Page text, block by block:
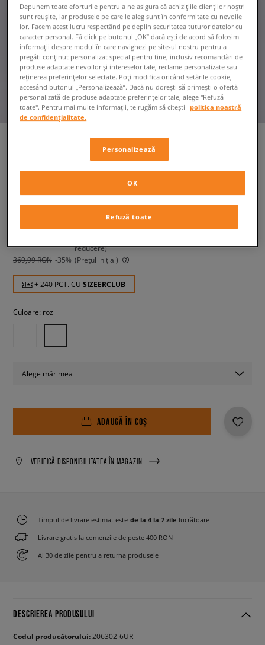
CROCS BAE CLOG
reducere)
369,99 RON -35% (Prețul inițial)
+ 240 PCT. CU SIZEERCLUB
Culoare: roz
Alege mărimea
ADAUGĂ ÎN COȘ
VERIFICĂ DISPONIBILITATEA ÎN MAGAZIN
Timpul de livrare estimat este de la 4 la 7 zile lucrătoare
Livrare gratis la comenzile de peste 400 RON
Ai 30 de zile pentru a returna produsele
DESCRIEREA PRODUSULUI
Codul producătorului: 206302-6UR
Depunem toate eforturile pentru a ne asigura că achizițiile clienților noștri
sunt reușite, iar produsele pe care le aleg sunt în conformitate cu nevoile
lor. Facem acest lucru respectând pe deplin securitatea tuturor datelor cu
caracter personal. Fă click pe butonul „OK” dacă ești de acord să folosim
informații despre modul în care navighezi pe site-ul nostru pentru a
pregăti conținut personalizat special pentru tine, inclusiv recomandări de
produse adaptate nevoilor și intereselor tale, reclame personalizate sau
reținerea preferințelor selectate. Poți modifica oricând setările cookie,
accesând butonul „Personalizează”. Dacă nu dorești să primești o ofertă
personalizată de produse adaptate preferințelor tale, alege "Refuză
toate". Pentru mai multe informații, te rugăm să citești
politica noastră
de confidențialitate.
Personalizează
Refuză toate
OK